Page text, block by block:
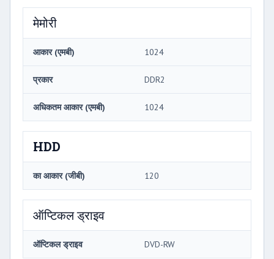
मेमोरी
आकार (एमबी) 1024
प्रकार DDR2
अधिकतम आकार (एमबी) 1024
HDD
का आकार (जीबी) 120
ऑप्टिकल ड्राइव
ऑप्टिकल ड्राइव DVD-RW